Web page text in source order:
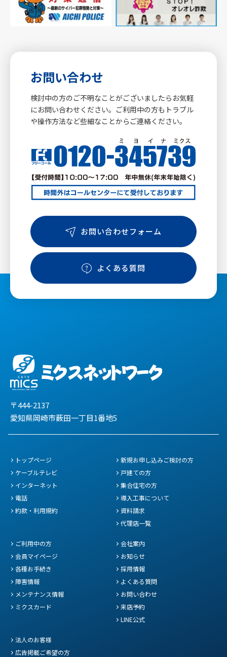
お問い合わせ
検討中の方のご不明なことがございましたらお気軽
にお問い合わせください。ご利用中の方もトラブル
や操作方法など些細なことからご連絡ください。
お問い合わせフォーム
よくある質問
〒444-2137
愛知県岡崎市薮田一丁目1番地5
トップページ
ケーブルテレビ
インターネット
電話
約款・利用規約
新規お申し込みご検討の方
戸建ての方
集合住宅の方
導入工事について
資料請求
代理店一覧
ご利用中の方
会員マイページ
各種お手続き
障害情報
メンテナンス情報
ミクスカード
会社案内
お知らせ
採用情報
よくある質問
お問い合わせ
来店予約
LINE公式
法人のお客様
広告掲載ご希望の方